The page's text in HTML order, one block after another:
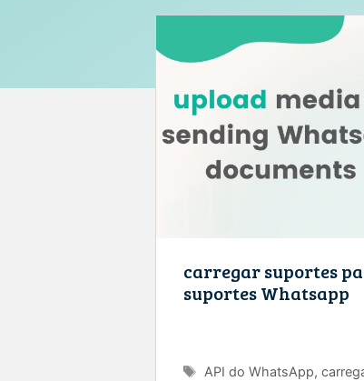
carregar suportes
suportes Whatsapp
Tags
API do WhatsApp,